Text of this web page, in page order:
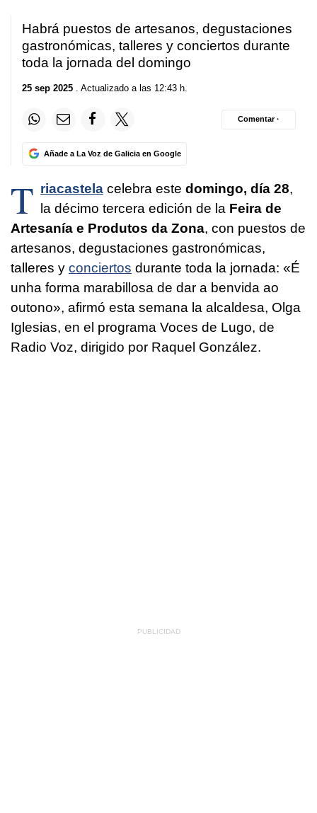
Habrá puestos de artesanos, degustaciones
gastronómicas, talleres y conciertos durante
toda la jornada del domingo
25 sep 2025 . Actualizado a las 12:43 h.
Añade a La Voz de Galicia en Google
Comentar ·
T riacastela celebra este domingo, día 28,
la décimo tercera edición de la Feira de
Artesanía e Produtos da Zona, con puestos de
artesanos, degustaciones gastronómicas,
talleres y conciertos durante toda la jornada: «É
unha forma marabillosa de dar a benvida ao
outono», afirmó esta semana la alcaldesa, Olga
Iglesias, en el programa Voces de Lugo, de
Radio Voz, dirigido por Raquel González.